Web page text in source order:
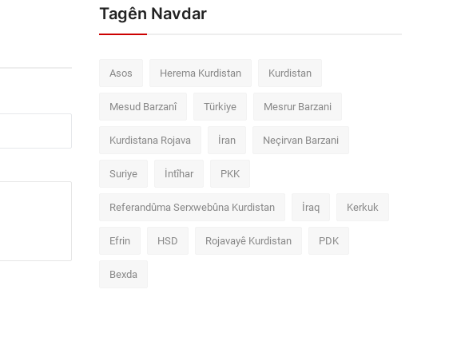
Tagên Navdar
Asos Herema Kurdistan Kurdistan
Mesud Barzanî Türkiye Mesrur Barzani
Kurdistana Rojava İran Neçirvan Barzani
Suriye İntîhar PKK
Referandûma Serxwebûna Kurdistan İraq Kerkuk
Efrin HSD Rojavayê Kurdistan PDK
Bexda